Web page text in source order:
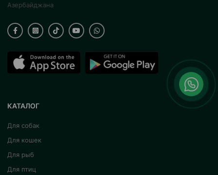
Азербайджана
КАТАЛОГ
Для собак
Для кошек
Для рыб
Для птиц